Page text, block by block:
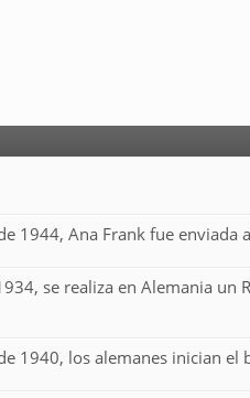
1944, Ana Frank fue enviada
se realiza en Alemania un
1940, los alemanes inician